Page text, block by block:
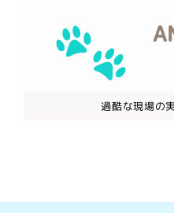
過酷な現場の